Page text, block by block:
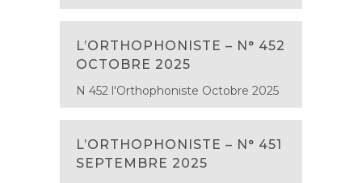
L’ORTHOPHONISTE – N° 452
OCTOBRE 2025
N 452 l'Orthophoniste Octobre 2025
L’ORTHOPHONISTE – N° 451
SEPTEMBRE 2025